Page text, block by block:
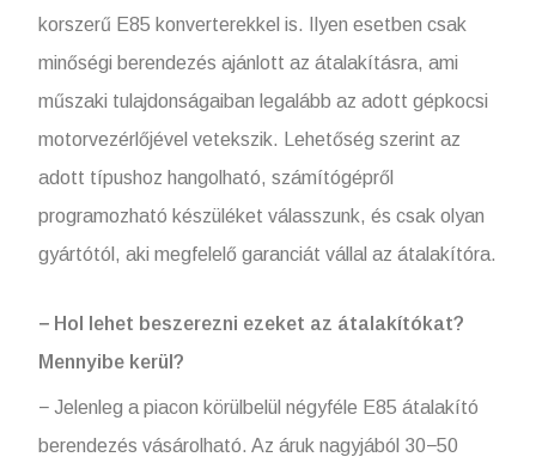
korszerű E85 konverterekkel is. Ilyen esetben csak
minőségi berendezés ajánlott az átalakításra, ami
műszaki tulajdonságaiban legalább az adott gépkocsi
motorvezérlőjével vetekszik. Lehetőség szerint az
adott típushoz hangolható, számítógépről
programozható készüléket válasszunk, és csak olyan
gyártótól, aki megfelelő garanciát vállal az átalakítóra.
− Hol lehet beszerezni ezeket az átalakítókat?
Mennyibe kerül?
− Jelenleg a piacon körülbelül négyféle E85 átalakító
berendezés vásárolható. Az áruk nagyjából 30−50